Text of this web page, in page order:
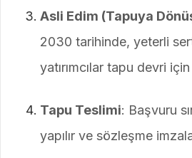
Asli Edim (Tapuya
2030 tarihinde, yeterli
yatırımcılar tapu devri
Tapu Teslimi: Başvuru
yapılır ve sözleşme